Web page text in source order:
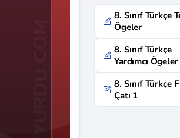
8. Sınıf Türkçe
Ögeler
8. Sınıf Türkçe
Yardımcı Ögeler
8. Sınıf Türkçe
Çatı 1